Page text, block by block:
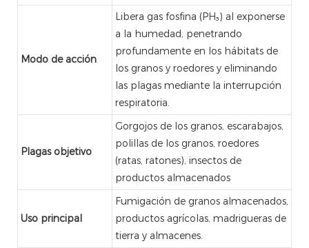
Modo de acción
Libera gas fosfina (PH₃) al exponerse
a la humedad, penetrando
profundamente en los hábitats de
los granos y roedores y eliminando
las plagas mediante la interrupción
respiratoria.
Plagas objetivo
Gorgojos de los granos, escarabajos,
polillas de los granos, roedores
(ratas, ratones), insectos de
productos almacenados
Uso principal
Fumigación de granos almacenados,
productos agrícolas, madrigueras de
tierra y almacenes.